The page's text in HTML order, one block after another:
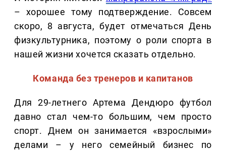
– хорошее тому подтверждение. Совсем
скоро, 8 августа, будет отмечаться День
физкультурника, поэтому о роли спорта в
нашей жизни хочется сказать отдельно.
Команда без тренеров и капитанов
Для 29-летнего Артема Дендюро футбол
давно стал чем-то большим, чем просто
спорт. Днем он занимается «взрослыми»
делами – у него семейный бизнес по